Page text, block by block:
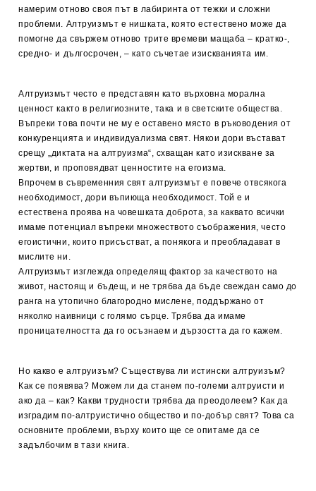
намерим отново своя път в лабиринта от тежки и сложни
проблеми. Алтруизмът е нишката, която естествено може да
помогне да свържем отново трите времеви мащаба – кратко-,
средно- и дългосрочен, – като съчетае изискванията им.
Алтруизмът често е представян като върховна морална
ценност както в религиозните, така и в светските общества.
Въпреки това почти не му е оставено място в ръководения от
конкуренцията и индивидуализма свят. Някои дори въстават
срещу „диктата на алтруизма“, схващан като изискване за
жертви, и проповядват ценностите на егоизма.
Впрочем в съвременния свят алтруизмът е повече отвсякога
необходимост, дори въпиюща необходимост. Той е и
естествена проява на човешката доброта, за каквато всички
имаме потенциал въпреки множеството съображения, често
егоистични, които присъстват, а понякога и преобладават в
мислите ни.
Алтруизмът изглежда определящ фактор за качеството на
живот, настоящ и бъдещ, и не трябва да бъде свеждан само до
ранга на утопично благородно мислене, поддържано от
няколко наивници с голямо сърце. Трябва да имаме
проницателността да го осъзнаем и дързостта да го кажем.
Но какво е алтруизъм? Съществува ли истински алтруизъм?
Как се появява? Можем ли да станем по-големи алтруисти и
ако да – как? Какви трудности трябва да преодолеем? Как да
изградим по-алтруистично общество и по-добър свят? Това са
основните проблеми, върху които ще се опитаме да се
задълбочим в тази книга.